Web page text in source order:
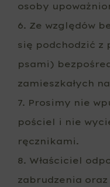
osoby
6. Ze względów
się podchodzić z
psami)
zamieszkałych
7. Prosimy nie
pościel i nie
ręcznikami.
8. Właściciel
zabrudzenia